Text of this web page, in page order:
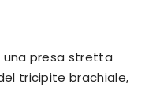
una presa stretta
tricipite brachiale,